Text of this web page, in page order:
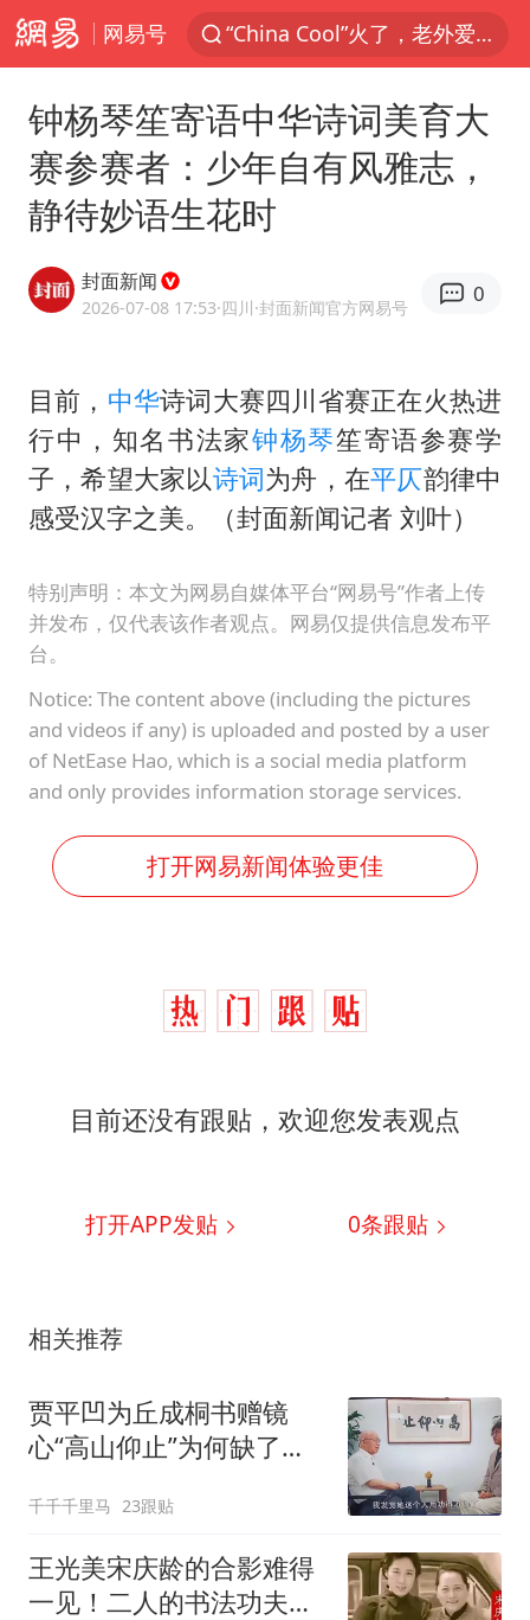
网易号
名创优品一次性内裤 颜面尽失
伊斯兰版北约来了吗
四川宜宾3.4级地震
周末打虎 宋致远被查
陕西柞水泥石流已致2死 仍有1人失联
上半年国内居民出游人次34.63亿
美国最大水库水位降至有记录以来最低
店主称换“青海拉面”招牌后生意更好
新疆阿克苏地震
习近平心系体育强国建设
钟杨琴笙寄语中华诗词美育大
赛参赛者：少年自有风雅志，
静待妙语生花时
封面新闻
2026-07-08 17:53·四川·封面新闻官方网易号
0
目前， 中华诗词大赛四川省赛正在火热进
行中，知名书法家钟杨琴笙寄语参赛学
子，希望大家以诗词为舟，在平仄韵律中
感受汉字之美。（封面新闻记者 刘叶）
特别声明：本文为网易自媒体平台“网易号”作者上传
并发布，仅代表该作者观点。网易仅提供信息发布平
台。
Notice: The content above (including the pictures
and videos if any) is uploaded and posted by a user
of NetEase Hao, which is a social media platform
and only provides information storage services.
打开网易新闻体验更佳
目前还没有跟贴，欢迎您发表观点
打开APP发贴 0条跟贴
相关推荐
贾平凹为丘成桐书赠镜
心“高山仰止”为何缺了
千千千里马 23跟贴
王光美宋庆龄的合影难得
一见！二人的书法功夫深